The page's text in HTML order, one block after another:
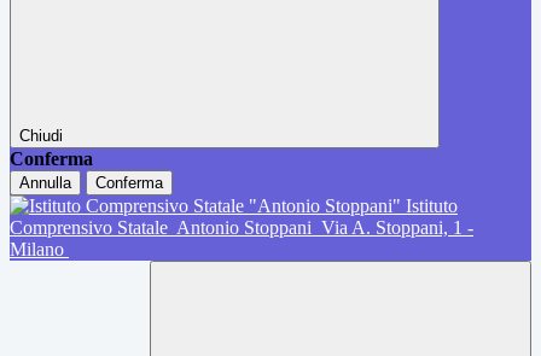
Chiudi
Conferma
Annulla Conferma
Istituto
Comprensivo Statale Antonio Stoppani Via A. Stoppani, 1 -
Milano